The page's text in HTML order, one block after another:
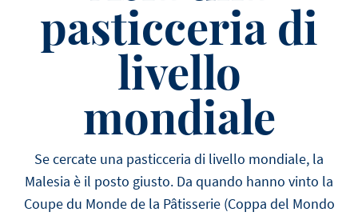
pasticceria di
livello
mondiale
Se cercate una pasticceria di livello mondiale, la
Malesia è il posto giusto. Da quando hanno vinto la
Coupe du Monde de la Pâtisserie (Coppa del Mondo